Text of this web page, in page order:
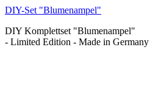
DIY-Set "Blumenampel"
DIY Komplettset "Blumenampel"
- Limited Edition - Made in Germany